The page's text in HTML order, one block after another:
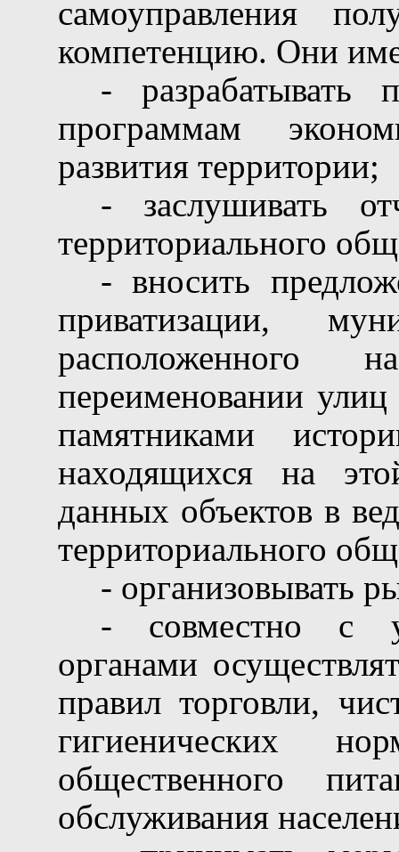
самоуправления
компетенцию. Они
- разрабатывать
программам
развития территории;
- заслушивать
территориального
- вносить
приватизации,
переименовании
памятниками
находящихся на
данных объектов в
территориального
- организовывать
- совместно с
органами
правил торговли,
гигиенических
общественного
обслуживания